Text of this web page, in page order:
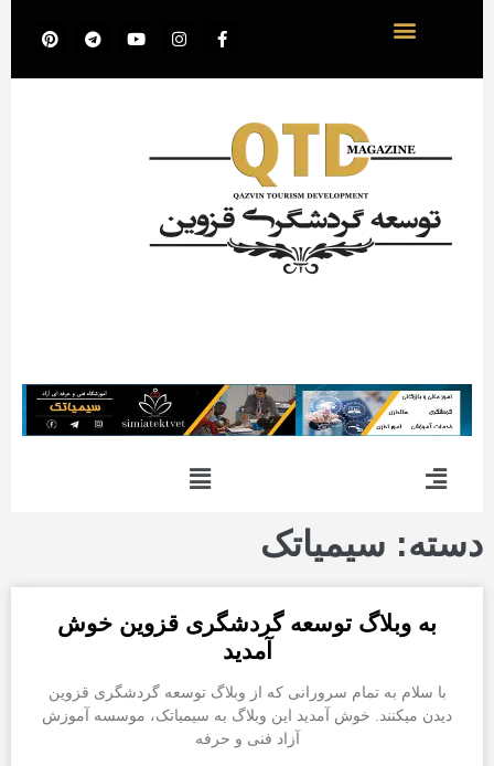
دسته: سیمیاتک
به وبلاگ توسعه گردشگری قزوین خوش
آمدید
با سلام به تمام سرورانی که از وبلاگ توسعه گردشگری قزوین
دیدن میکنند. خوش آمدید این وبلاگ به سیمیاتک، موسسه آموزش
آزاد فنی و حرفه